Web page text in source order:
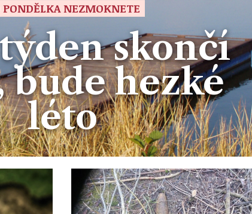
PONDĚLKA NEZMOKNETE
skončí
bude hezké
léto